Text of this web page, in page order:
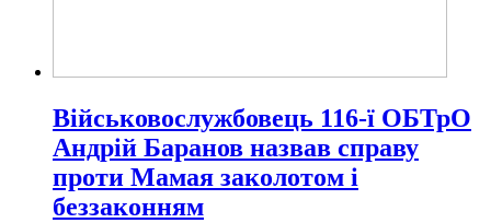
Військовослужбовець 116-ї ОБТрО
Андрій Баранов назвав справу
проти Мамая заколотом і
беззаконням